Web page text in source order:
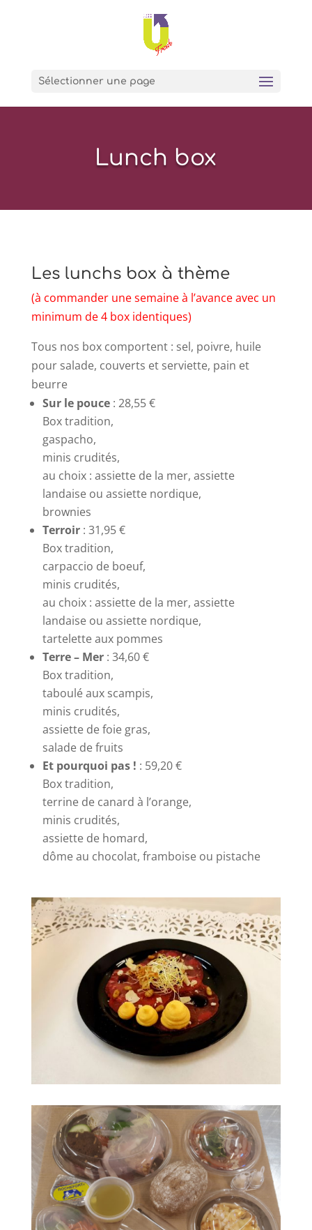
Sélectionner une page
Lunch box
Les lunchs box à thème
(à commander une semaine à l’avance avec un
minimum de 4 box identiques)
Tous nos box comportent : sel, poivre, huile
pour salade, couverts et serviette, pain et
beurre
Sur le pouce : 28,55 €
Box tradition,
gaspacho,
minis crudités,
au choix : assiette de la mer, assiette
landaise ou assiette nordique,
brownies
Terroir : 31,95 €
Box tradition,
carpaccio de boeuf,
minis crudités,
au choix : assiette de la mer, assiette
landaise ou assiette nordique,
tartelette aux pommes
Terre – Mer : 34,60 €
Box tradition,
taboulé aux scampis,
minis crudités,
assiette de foie gras,
salade de fruits
Et pourquoi pas ! : 59,20 €
Box tradition,
terrine de canard à l’orange,
minis crudités,
assiette de homard,
dôme au chocolat, framboise ou pistache